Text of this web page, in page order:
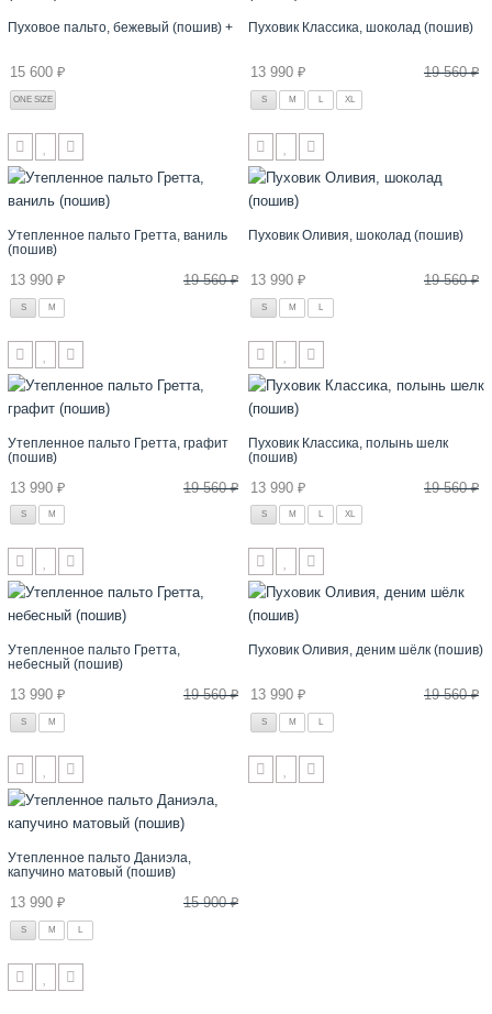
Пуховое пальто, бежевый (пошив) +
ONE SIZE
15 600 ₽
Пуховик Классика, шоколад (пошив)
S M L XL
13 990 ₽ 19 560 ₽
Утепленное пальто Гретта, ваниль
(пошив)
S M
13 990 ₽ 19 560 ₽
Пуховик Оливия, шоколад (пошив)
S M L
13 990 ₽ 19 560 ₽
Утепленное пальто Гретта, графит
(пошив)
S M
13 990 ₽ 19 560 ₽
Пуховик Классика, полынь шелк
(пошив)
S M L XL
13 990 ₽ 19 560 ₽
Утепленное пальто Гретта,
небесный (пошив)
S M
13 990 ₽ 19 560 ₽
Пуховик Оливия, деним шёлк (пошив)
S M L
13 990 ₽ 19 560 ₽
Утепленное пальто Даниэла,
капучино матовый (пошив)
S M L
13 990 ₽ 15 900 ₽